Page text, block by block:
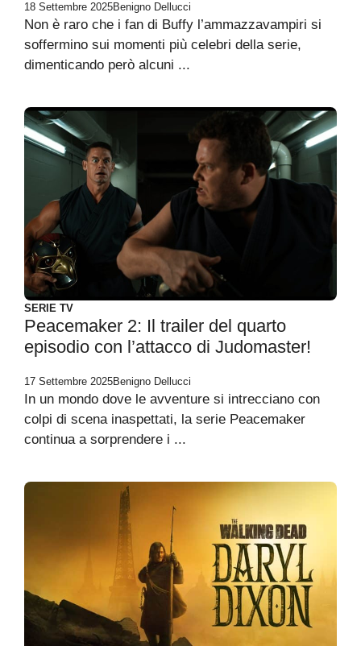
18 Settembre 2025Benigno Dellucci
Non è raro che i fan di Buffy l’ammazzavampiri si
soffermino sui momenti più celebri della serie,
dimenticando però alcuni ...
SERIE TV
Peacemaker 2: Il trailer del quarto
episodio con l’attacco di Judomaster!
17 Settembre 2025Benigno Dellucci
In un mondo dove le avventure si intrecciano con
colpi di scena inaspettati, la serie Peacemaker
continua a sorprendere i ...